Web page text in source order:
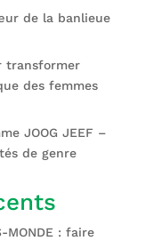
de la banlieue
transformer
des femmes
JOOG JEEF –
de genre
MONDE : faire